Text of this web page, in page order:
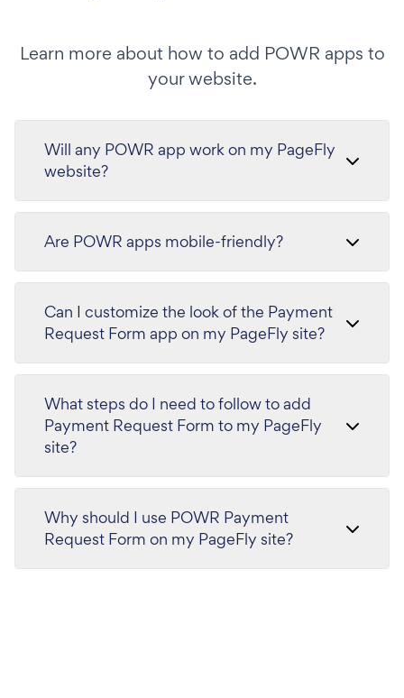
Learn more about how to add POWR apps to
your website.
Will any POWR app work on my PageFly
website?
Are POWR apps mobile-friendly?
Can I customize the look of the Payment
Request Form app on my PageFly site?
What steps do I need to follow to add
Payment Request Form to my PageFly
site?
Why should I use POWR Payment
Request Form on my PageFly site?